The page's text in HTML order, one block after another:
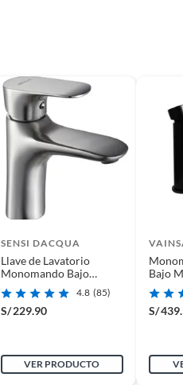
SENSI DACQUA
Llave de Lavatorio
Monomando Bajo
Vittorio
4.8 (85)
S/ 229.90
VER PRODUCTO
Bajo
S/